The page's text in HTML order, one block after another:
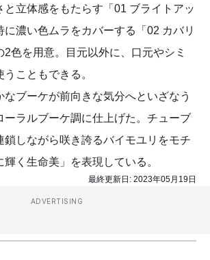
立体感をもたらす「01 ブライトアッ
に濃い色ムラをカバーする「02 カバリ
2色を用意。目元以外に、口元やシミ
こともできる。
ブーケが前向きな気分へといざなう
ーラルブーケ調に仕上げた。チューブ
鎖しながら咲き誇るバイモユリをモチ
く生命美」を表現している。
最終更新日: 2023年05月19日
ADVERTISING